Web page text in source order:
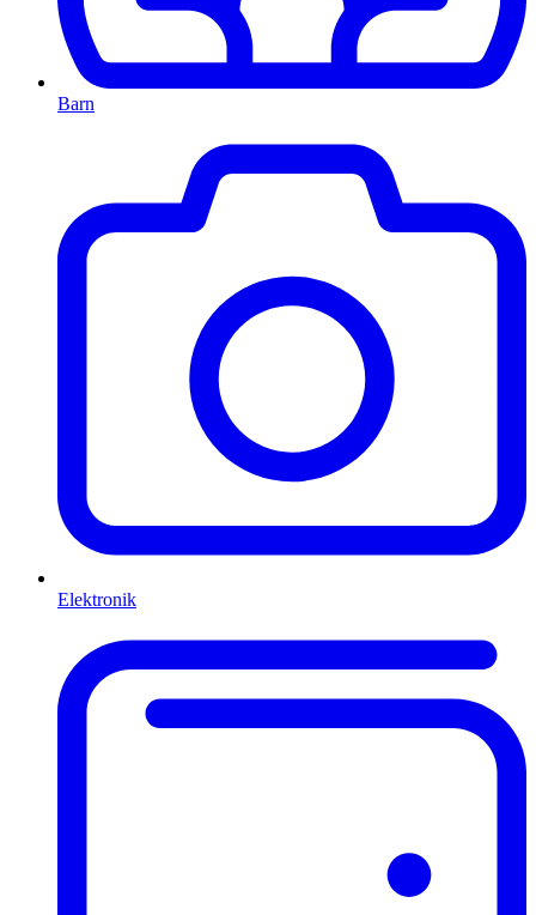
Barn
Elektronik